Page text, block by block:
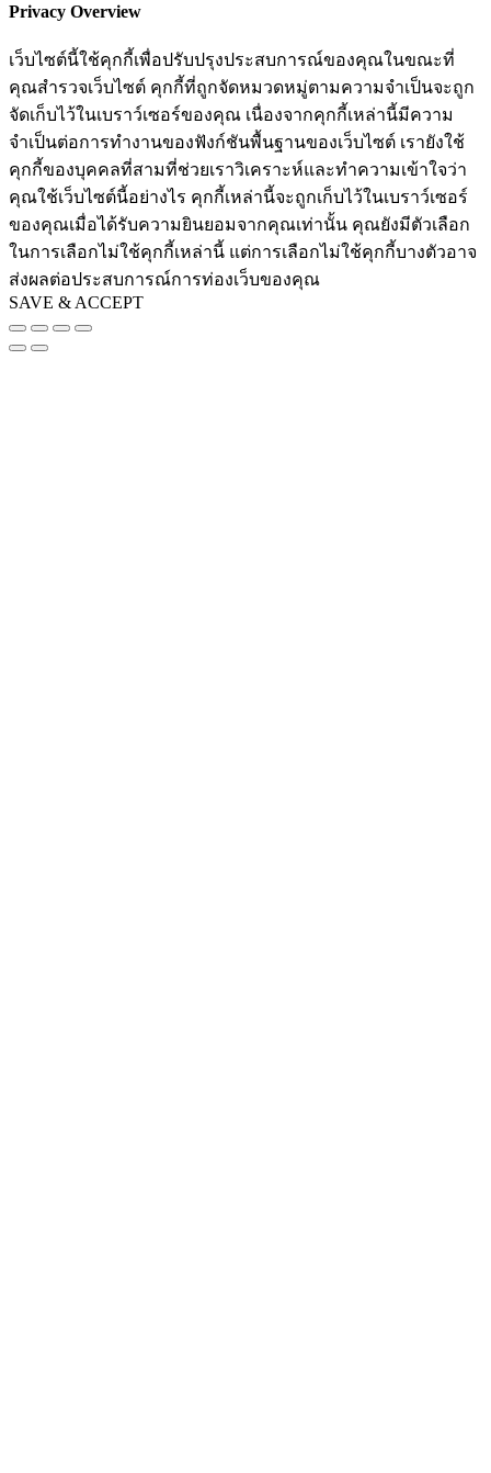
Privacy Overview
เว็บไซต์นี้ใช้คุกกี้เพื่อปรับปรุงประสบการณ์ของคุณในขณะที่
คุณสำรวจเว็บไซต์ คุกกี้ที่ถูกจัดหมวดหมู่ตามความจำเป็นจะถูก
จัดเก็บไว้ในเบราว์เซอร์ของคุณ เนื่องจากคุกกี้เหล่านี้มีความ
จำเป็นต่อการทำงานของฟังก์ชันพื้นฐานของเว็บไซต์ เรายังใช้
คุกกี้ของบุคคลที่สามที่ช่วยเราวิเคราะห์และทำความเข้าใจว่า
คุณใช้เว็บไซต์นี้อย่างไร คุกกี้เหล่านี้จะถูกเก็บไว้ในเบราว์เซอร์
ของคุณเมื่อได้รับความยินยอมจากคุณเท่านั้น คุณยังมีตัวเลือก
ในการเลือกไม่ใช้คุกกี้เหล่านี้ แต่การเลือกไม่ใช้คุกกี้บางตัวอาจ
ส่งผลต่อประสบการณ์การท่องเว็บของคุณ
SAVE & ACCEPT